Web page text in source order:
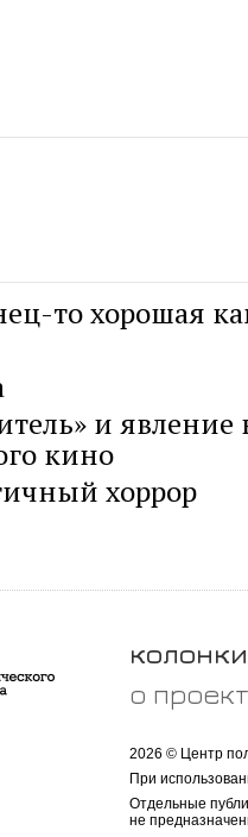
то хорошая
и явление
кино
хоррор
колонки
о
2026 © Центр
При
Отдельные
не